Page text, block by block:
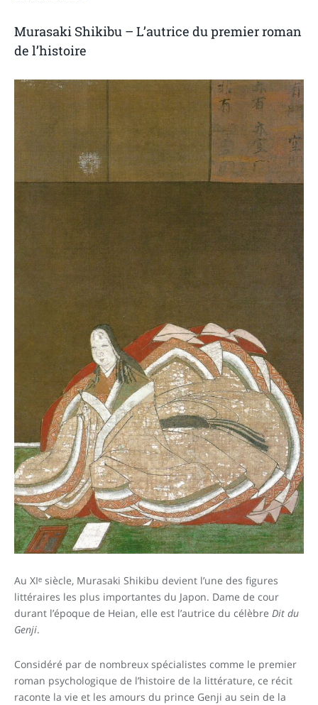
Murasaki Shikibu – L’autrice du premier roman
de l’histoire
Au XIᵉ siècle, Murasaki Shikibu devient l’une des figures
littéraires les plus importantes du Japon. Dame de cour
durant l’époque de Heian, elle est l’autrice du célèbre Dit du
Genji.
Considéré par de nombreux spécialistes comme le premier
roman psychologique de l’histoire de la littérature, ce récit
raconte la vie et les amours du prince Genji au sein de la